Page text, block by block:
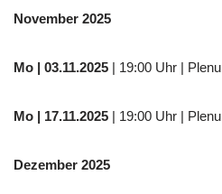
November 2025
Mo | 03.11.2025 | 19:00 Uhr |
Mo | 17.11.2025 | 19:00 Uhr |
Dezember 2025